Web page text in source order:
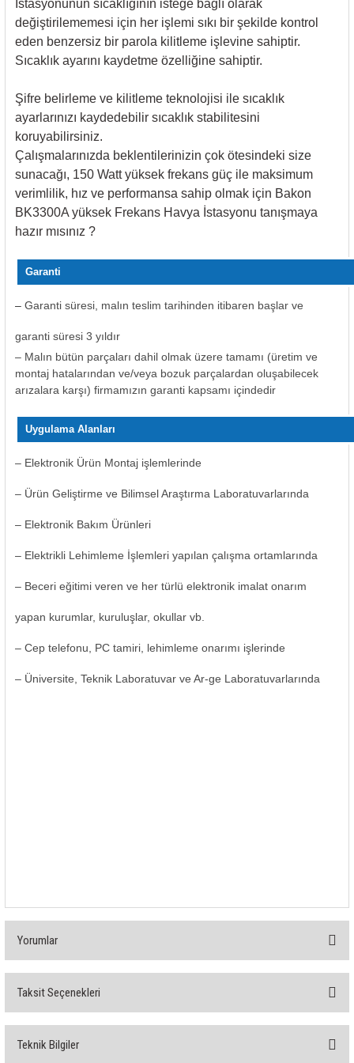
İstasyonunun sıcaklığının isteğe bağlı olarak
değiştirilememesi için her işlemi sıkı bir şekilde kontrol
eden benzersiz bir parola kilitleme işlevine sahiptir.
Sıcaklık ayarını kaydetme özelliğine sahiptir.
Şifre belirleme ve kilitleme teknolojisi ile sıcaklık
ayarlarınızı kaydedebilir sıcaklık stabilitesini
koruyabilirsiniz.
Çalışmalarınızda beklentilerinizin çok ötesindeki size
sunacağı, 150 Watt yüksek frekans güç ile maksimum
verimlilik, hız ve performansa sahip olmak için Bakon
BK3300A yüksek Frekans Havya İstasyonu tanışmaya
hazır mısınız ?
Garanti
– Garanti süresi, malın teslim tarihinden itibaren başlar ve
garanti süresi 3 yıldır
– Malın bütün parçaları dahil olmak üzere tamamı (üretim ve
montaj hatalarından ve/veya bozuk parçalardan oluşabilecek
arızalara karşı) firmamızın garanti kapsamı içindedir
Uygulama Alanları
– Elektronik Ürün Montaj işlemlerinde
– Ürün Geliştirme ve Bilimsel Araştırma Laboratuvarlarında
– Elektronik Bakım Ürünleri
– Elektrikli Lehimleme İşlemleri yapılan çalışma ortamlarında
– Beceri eğitimi veren ve her türlü elektronik imalat onarım
yapan kurumlar, kuruluşlar, okullar vb.
– Cep telefonu, PC tamiri, lehimleme onarımı işlerinde
– Üniversite, Teknik Laboratuvar ve Ar-ge Laboratuvarlarında
Yorumlar
Taksit Seçenekleri
Teknik Bilgiler